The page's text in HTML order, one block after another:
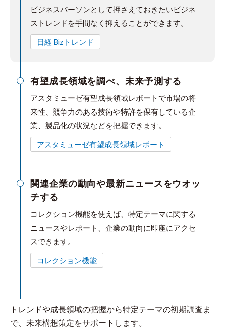
ビジネスパーソンとして押さえておきたいビジネ
ストレンドを手間なく抑えることができます。
日経 Bizトレンド
有望成長領域を調べ、未来予測する
アスタミューゼ有望成長領域レポートで市場の将
来性、競争力のある技術や特許を保有している企
業、製品化の状況などを把握できます。
アスタミューゼ有望成長領域レポート
関連企業の動向や最新ニュースをウオッ
チする
コレクション機能を使えば、特定テーマに関する
ニュースやレポート、企業の動向に即座にアクセ
スできます。
コレクション機能
トレンドや成長領域の把握から特定テーマの初期調査ま
で、未来構想策定をサポートします。